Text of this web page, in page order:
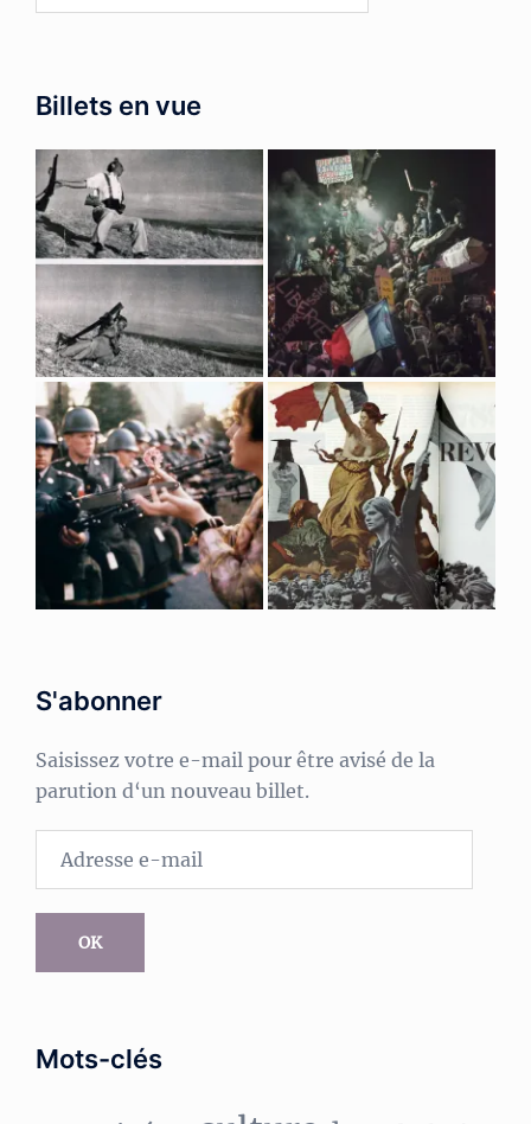
Billets en vue
S'abonner
Saisissez votre e-mail pour être avisé de la
parution d‘un nouveau billet.
OK
Mots-clés